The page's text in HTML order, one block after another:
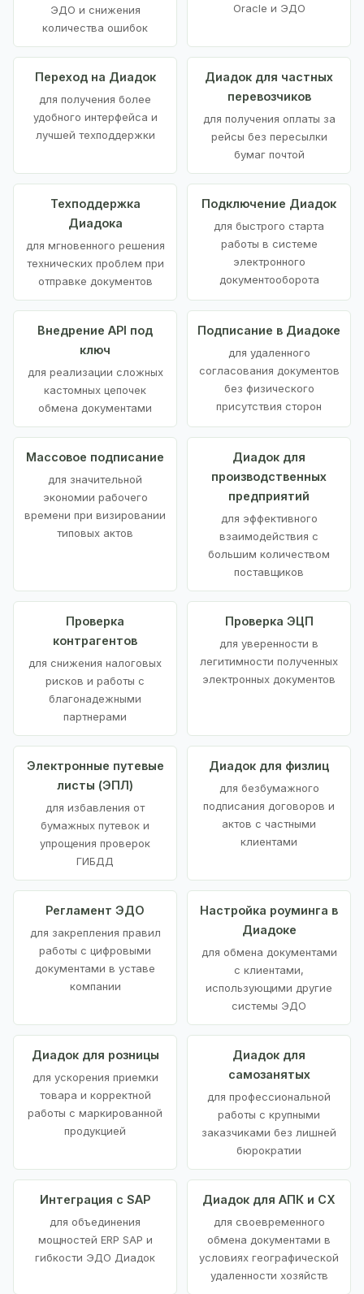
ЭДО и снижения
количества ошибок
Oracle и ЭДО
Переход на Диадок
для получения более
удобного интерфейса и
лучшей техподдержки
Диадок для частных
перевозчиков
для получения оплаты за
рейсы без пересылки
бумаг почтой
Техподдержка
Диадока
для мгновенного решения
технических проблем при
отправке документов
Подключение Диадок
для быстрого старта
работы в системе
электронного
документооборота
Внедрение API под
ключ
для реализации сложных
кастомных цепочек
обмена документами
Подписание в Диадоке
для удаленного
согласования документов
без физического
присутствия сторон
Массовое подписание
для значительной
экономии рабочего
времени при визировании
типовых актов
Диадок для
производственных
предприятий
для эффективного
взаимодействия с
большим количеством
поставщиков
Проверка
контрагентов
для снижения налоговых
рисков и работы с
благонадежными
партнерами
Проверка ЭЦП
для уверенности в
легитимности полученных
электронных документов
Электронные путевые
листы (ЭПЛ)
для избавления от
бумажных путевок и
упрощения проверок
ГИБДД
Диадок для физлиц
для безбумажного
подписания договоров и
актов с частными
клиентами
Регламент ЭДО
для закрепления правил
работы с цифровыми
документами в уставе
компании
Настройка роуминга в
Диадоке
для обмена документами
с клиентами,
использующими другие
системы ЭДО
Диадок для розницы
для ускорения приемки
товара и корректной
работы с маркированной
продукцией
Диадок для
самозанятых
для профессиональной
работы с крупными
заказчиками без лишней
бюрократии
Интеграция с SAP
для объединения
мощностей ERP SAP и
гибкости ЭДО Диадок
Диадок для АПК и СХ
для своевременного
обмена документами в
условиях географической
удаленности хозяйств